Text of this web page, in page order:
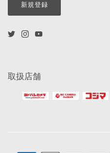
新規登録
取扱店舗